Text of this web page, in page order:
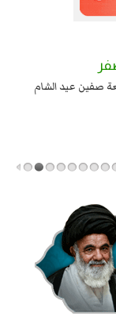
قتل صاحب الزنج